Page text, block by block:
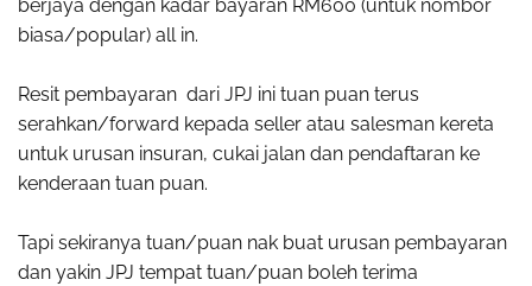
berjaya dengan kadar bayaran RM600 (untuk nombor
biasa/popular) all in.
Resit pembayaran dari JPJ ini tuan puan terus
serahkan/forward kepada seller atau salesman kereta
untuk urusan insuran, cukai jalan dan pendaftaran ke
kenderaan tuan puan.
Tapi sekiranya tuan/puan nak buat urusan pembayaran
dan yakin JPJ tempat tuan/puan boleh terima